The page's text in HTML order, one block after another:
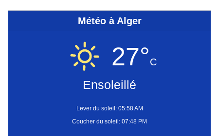
Météo à Alger
27°C
Ensoleillé
Lever du soleil: 05:58 AM
Coucher du soleil: 07:48 PM